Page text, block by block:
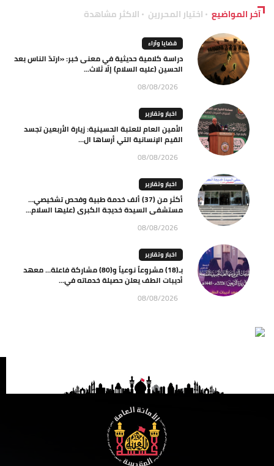
آخر المواضيع اختيار المحررين الاكثر مشاهدة
قضايا وآراء
دراسة كلامية حديثية في معنى خبر: «ارتدّ الناس بعد
الحسين (عليه السلام) إلّا ثلاث...
08/08/2026
اخبار وتقارير
الأمين العام للعتبة الحسينية: زيارة الأربعين تجسد
القيم الإنسانية التي أرساها ال...
08/08/2026
اخبار وتقارير
أكثر من (37) ألف خدمة طبية وفحص تشخيصي…
مستشفى السيدة خديجة الكبرى (عليها السلام...
08/08/2026
اخبار وتقارير
بـ(18) مشروعاً نوعياً و(80) مشاركة فاعلة… معهد
أديبات الطف يعلن حصيلة خدماته في...
08/08/2026